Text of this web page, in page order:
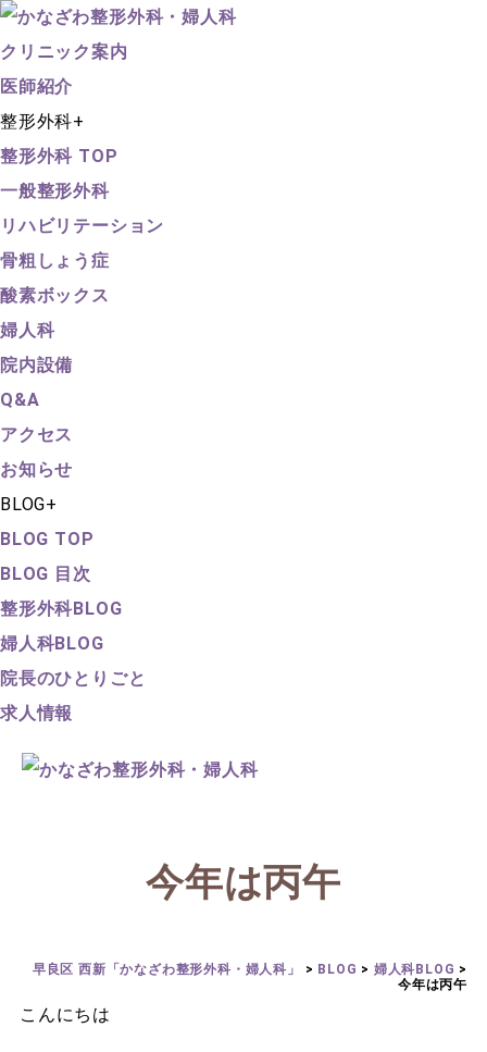
クリニック案内
医師紹介
整形外科+
整形外科 TOP
一般整形外科
リハビリテーション
骨粗しょう症
酸素ボックス
婦人科
院内設備
Q&A
アクセス
お知らせ
BLOG+
BLOG TOP
BLOG 目次
整形外科BLOG
婦人科BLOG
院長のひとりごと
求人情報
今年は丙午
早良区 西新「かなざわ整形外科・婦人科」 > BLOG > 婦人科BLOG >
今年は丙午
こんにちは